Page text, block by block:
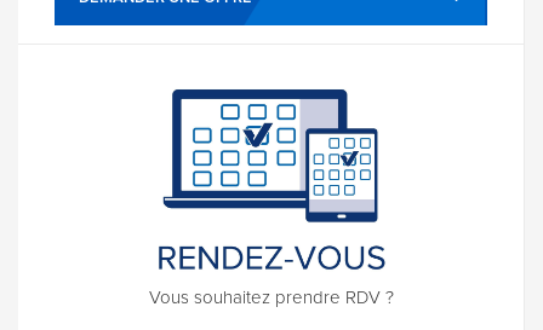
Vous souhaitez prendre RDV ?